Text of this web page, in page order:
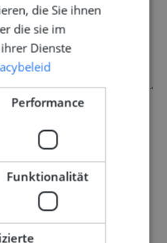
zu und möcht
erhalten.
die Sie ihnen
die sie im
Dienste
Performance
Funktionalität